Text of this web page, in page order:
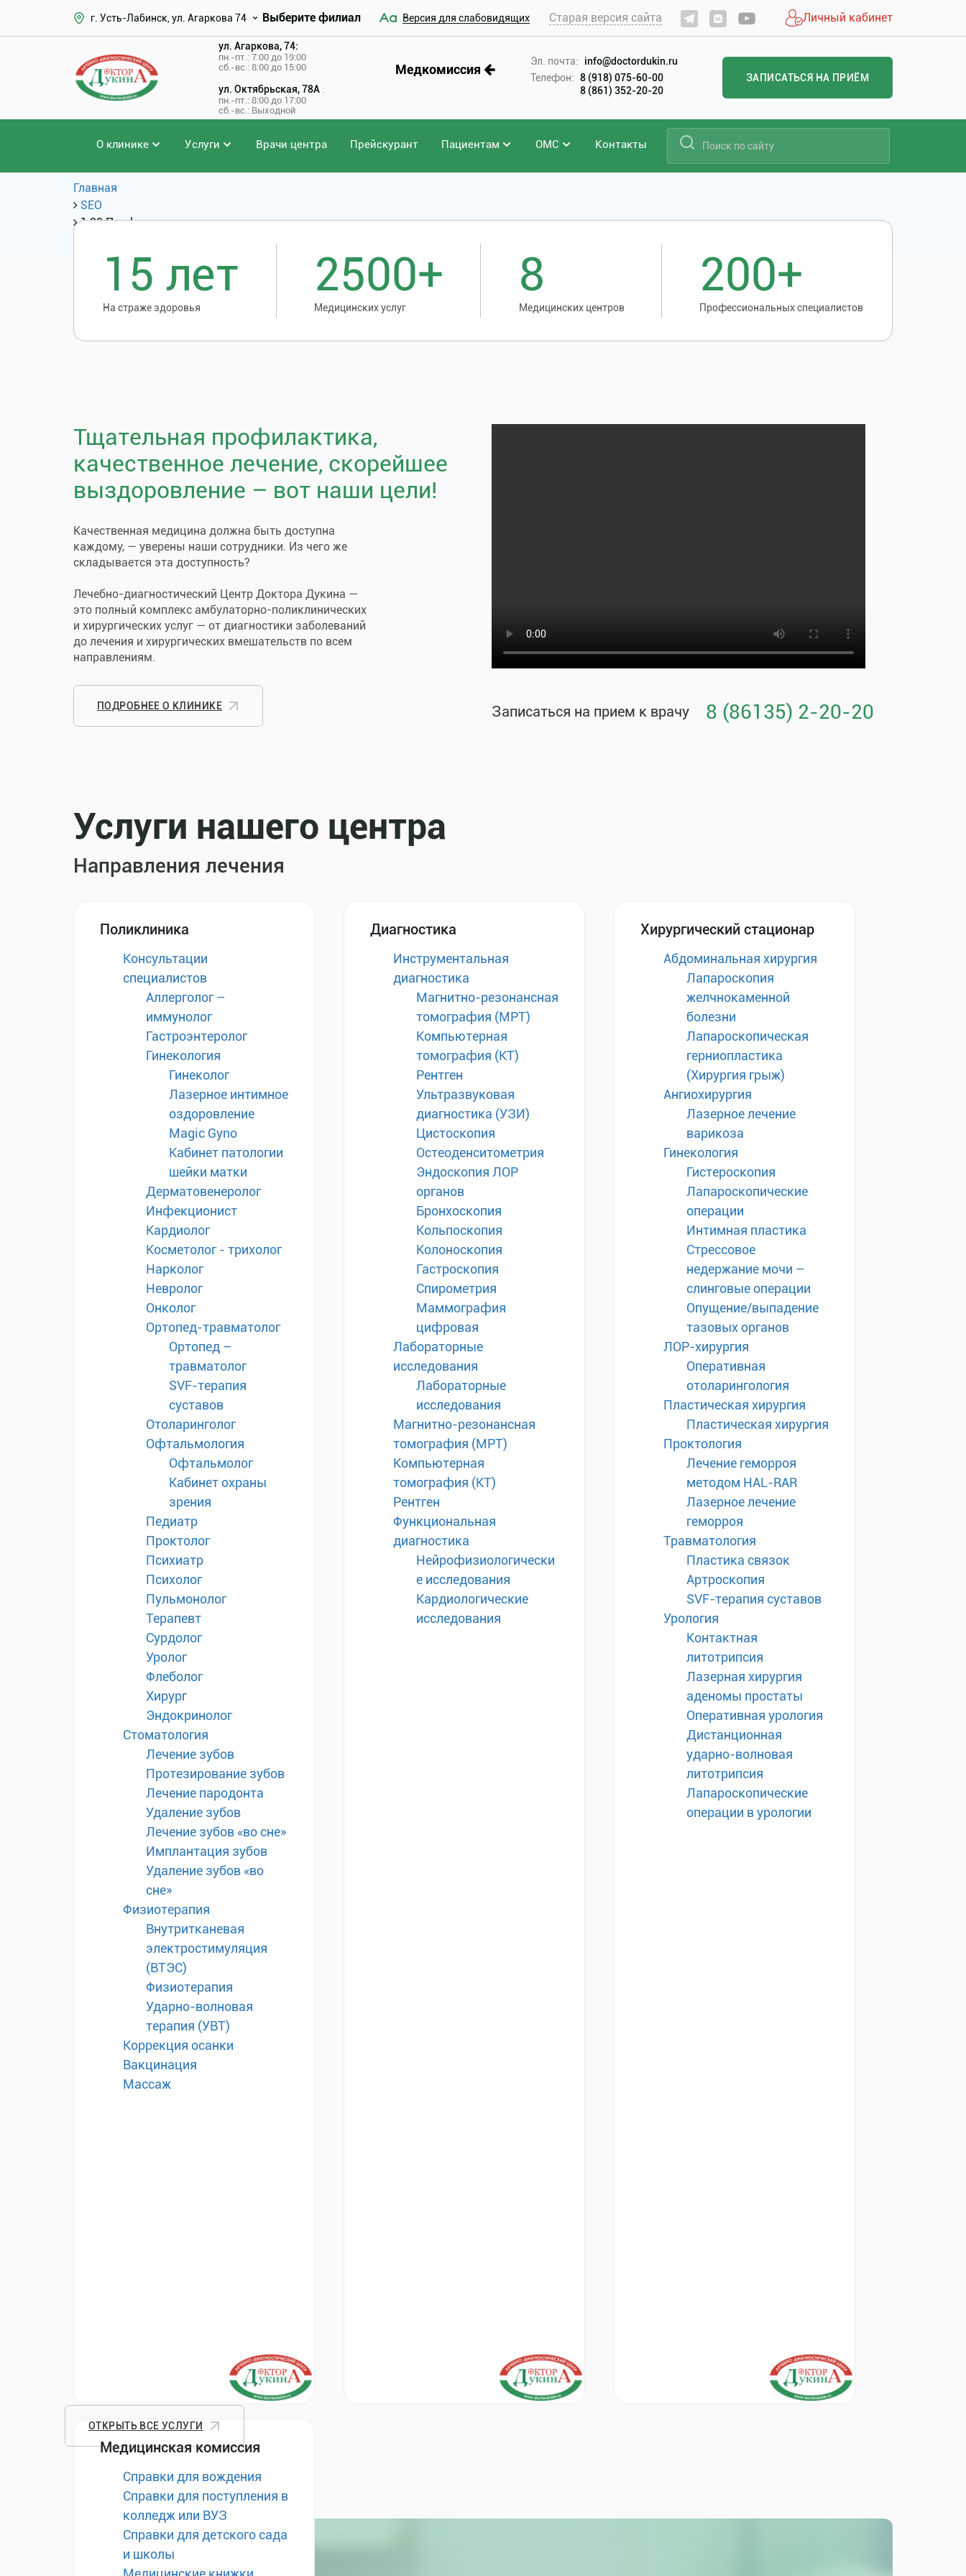
г. Усть-Лабинск, ул. Агаркова 74 Выберите филиал Версия для слабовидящих Старая версия сайта Личный кабинет
ул. Агаркова, 74:
пн.-пт.: 7:00 до 19:00
сб.-вс.: 8:00 до 15:00
ул. Октябрьская, 78А :
пн.-пт.: 8:00 до 17:00
сб.-вс.: Выходной
Медкомиссия
Эл. почта:
info@doctordukin.ru
Телефон: 8 (918) 075-60-00
8 (861) 352-20-20
ЗАПИСАТЬСЯ НА ПРИЁМ
О клинике Услуги Врачи центра Прейскурант Пациентам ОМС Контакты
Главная
SEO
1.30 Профилактика спаечного процесса
15 лет
На страже здоровья
2500+
Медицинских услуг
8
Медицинских центров
200+
Профессиональных специалистов
Тщательная профилактика,
качественное лечение, скорейшее
выздоровление – вот наши цели!
Качественная медицина должна быть доступна
каждому, — уверены наши сотрудники. Из чего же
складывается эта доступность?
Лечебно-диагностический Центр Доктора Дукина —
это полный комплекс амбулаторно-поликлинических
и хирургических услуг — от диагностики заболеваний
до лечения и хирургических вмешательств по всем
направлениям.
ПОДРОБНЕЕ О КЛИНИКЕ Записаться на прием к врачу 8 (86135) 2-20-20
Услуги нашего центра
Направления лечения
Поликлиника
Консультации
специалистов
Аллерголог –
иммунолог
Гастроэнтеролог
Гинекология
Гинеколог
Лазерное интимное
оздоровление
Magic Gyno
Кабинет патологии
шейки матки
Дерматовенеролог
Инфекционист
Кардиолог
Косметолог - трихолог
Нарколог
Невролог
Онколог
Ортопед-травматолог
Ортопед –
травматолог
SVF-терапия
суставов
Отоларинголог
Офтальмология
Офтальмолог
Кабинет охраны
зрения
Педиатр
Проктолог
Психиатр
Психолог
Пульмонолог
Терапевт
Сурдолог
Уролог
Флеболог
Хирург
Эндокринолог
Стоматология
Лечение зубов
Протезирование зубов
Лечение пародонта
Удаление зубов
Лечение зубов «во сне»
Имплантация зубов
Удаление зубов «во
сне»
Физиотерапия
Внутритканевая
электростимуляция
(ВТЭС)
Физиотерапия
Ударно-волновая
терапия (УВТ)
Коррекция осанки
Вакцинация
Массаж
Диагностика
Инструментальная
диагностика
Магнитно-резонансная
томография (МРТ)
Компьютерная
томография (КТ)
Рентген
Ультразвуковая
диагностика (УЗИ)
Цистоскопия
Остеоденситометрия
Эндоскопия ЛОР
органов
Бронхоскопия
Кольпоскопия
Колоноскопия
Гастроскопия
Спирометрия
Маммография
цифровая
Лабораторные
исследования
Лабораторные
исследования
Магнитно-резонансная
томография (МРТ)
Компьютерная
томография (КТ)
Рентген
Функциональная
диагностика
Нейрофизиологически
е исследования
Кардиологические
исследования
Хирургический стационар
Абдоминальная хирургия
Лапароскопия
желчнокаменной
болезни
Лапароскопическая
герниопластика
(Хирургия грыж)
Ангиохирургия
Лазерное лечение
варикоза
Гинекология
Гистероскопия
Лапароскопические
операции
Интимная пластика
Стрессовое
недержание мочи –
слинговые операции
Опущение/выпадение
тазовых органов
ЛОР-хирургия
Оперативная
отоларингология
Пластическая хирургия
Пластическая хирургия
Проктология
Лечение геморроя
методом HAL-RAR
Лазерное лечение
геморроя
Травматология
Пластика связок
Артроскопия
SVF-терапия суставов
Урология
Контактная
литотрипсия
Лазерная хирургия
аденомы простаты
Оперативная урология
Дистанционная
ударно-волновая
литотрипсия
Лапароскопические
операции в урологии
Медицинская комиссия
Справки для вождения
Справки для поступления в
колледж или ВУЗ
Справки для детского сада
и школы
ОТКРЫТЬ ВСЕ УСЛУГИ